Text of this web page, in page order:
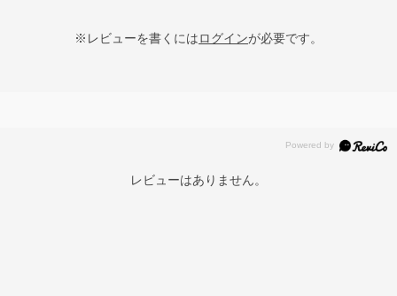
※レビューを書くにはログインが必要です。
レビューはありません。